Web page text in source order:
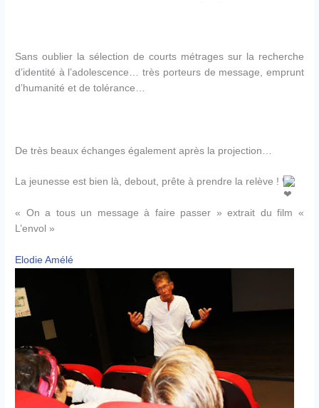
Sans oublier la sélection de courts métrages sur la recherche
d’identité à l’adolescence… très porteurs de message, emprunt
d’humanité et de tolérance…
De très beaux échanges également après la projection…
La jeunesse est bien là, debout, prête à prendre la relève !
« On a tous un message à faire passer » extrait du film «
L’envol »
Elodie Amélé